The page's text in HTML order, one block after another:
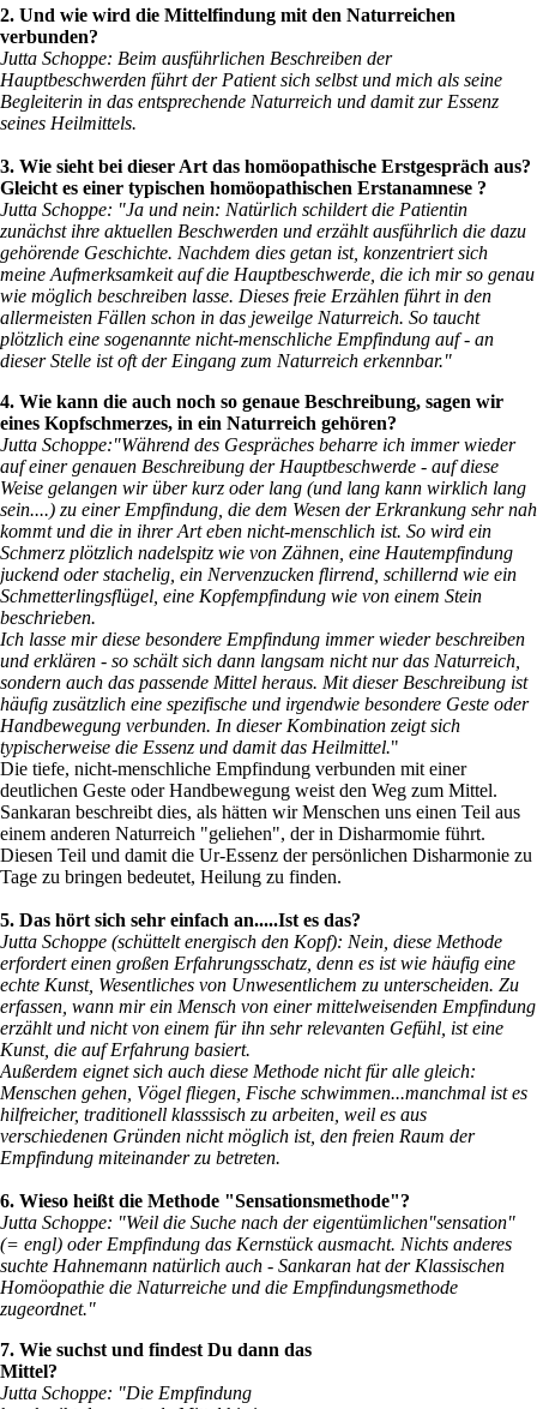
2. Und wie wird die Mittelfindung mit den Naturreichen
verbunden?
Jutta Schoppe: Beim ausführlichen Beschreiben der
Hauptbeschwerden führt der Patient sich selbst und mich als seine
Begleiterin in das entsprechende Naturreich und damit zur Essenz
seines Heilmittels.
3. Wie sieht bei dieser Art das homöopathische Erstgespräch aus?
Gleicht es einer typischen homöopathischen Erstanamnese ?
Jutta Schoppe: "Ja und nein: Natürlich schildert die Patientin
zunächst ihre aktuellen Beschwerden und erzählt ausführlich die dazu
gehörende Geschichte. Nachdem dies getan ist, konzentriert sich
meine Aufmerksamkeit auf die Hauptbeschwerde, die ich mir so genau
wie möglich beschreiben lasse. Dieses freie Erzählen führt in den
allermeisten Fällen schon in das jeweilge Naturreich. So taucht
plötzlich eine sogenannte nicht-menschliche Empfindung auf - an
dieser Stelle ist oft der Eingang zum Naturreich erkennbar."
4. Wie kann die auch noch so genaue Beschreibung, sagen wir
eines Kopfschmerzes, in ein Naturreich gehören?
Jutta Schoppe:"Während des Gespräches beharre ich immer wieder
auf einer genauen Beschreibung der Hauptbeschwerde - auf diese
Weise gelangen wir über kurz oder lang (und lang kann wirklich lang
sein....) zu einer Empfindung, die dem Wesen der Erkrankung sehr nah
kommt und die in ihrer Art eben nicht-menschlich ist. So wird ein
Schmerz plötzlich nadelspitz wie von Zähnen, eine Hautempfindung
juckend oder stachelig, ein Nervenzucken flirrend, schillernd wie ein
Schmetterlingsflügel, eine Kopfempfindung wie von einem Stein
beschrieben.
Ich lasse mir diese besondere Empfindung immer wieder beschreiben
und erklären - so schält sich dann langsam nicht nur das Naturreich,
sondern auch das passende Mittel heraus. Mit dieser Beschreibung ist
häufig zusätzlich eine spezifische und irgendwie besondere Geste oder
Handbewegung verbunden. In dieser Kombination zeigt sich
typischerweise die Essenz und damit das Heilmittel."
Die tiefe, nicht-menschliche Empfindung verbunden mit einer
deutlichen Geste oder Handbewegung weist den Weg zum Mittel.
Sankaran beschreibt dies, als hätten wir Menschen uns einen Teil aus
einem anderen Naturreich "geliehen", der in Disharmomie führt.
Diesen Teil und damit die Ur-Essenz der persönlichen Disharmonie zu
Tage zu bringen bedeutet, Heilung zu finden.
5. Das hört sich sehr einfach an.....Ist es das?
Jutta Schoppe (schüttelt energisch den Kopf): Nein, diese Methode
erfordert einen großen Erfahrungsschatz, denn es ist wie häufig eine
echte Kunst, Wesentliches von Unwesentlichem zu unterscheiden. Zu
erfassen, wann mir ein Mensch von einer mittelweisenden Empfindung
erzählt und nicht von einem für ihn sehr relevanten Gefühl, ist eine
Kunst, die auf Erfahrung basiert.
Außerdem eignet sich auch diese Methode nicht für alle gleich:
Menschen gehen, Vögel fliegen, Fische schwimmen...manchmal ist es
hilfreicher, traditionell klasssisch zu arbeiten, weil es aus
verschiedenen Gründen nicht möglich ist, den freien Raum der
Empfindung miteinander zu betreten.
6. Wieso heißt die Methode "Sensationsmethode"?
Jutta Schoppe: "Weil die Suche nach der eigentümlichen"sensation"
(= engl) oder Empfindung das Kernstück ausmacht. Nichts anderes
suchte Hahnemann natürlich auch - Sankaran hat der Klassischen
Homöopathie die Naturreiche und die Empfindungsmethode
zugeordnet."
7. Wie suchst und findest Du dann das
Mittel?
Jutta Schoppe: "Die Empfindung